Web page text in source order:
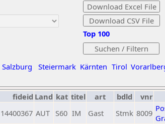
Salzburg Steiermark Kärnten Tirol
Top 100
fideid Land kat titel art bdld vnr
14400367 AUT S60 IM Gast Stmk 8009